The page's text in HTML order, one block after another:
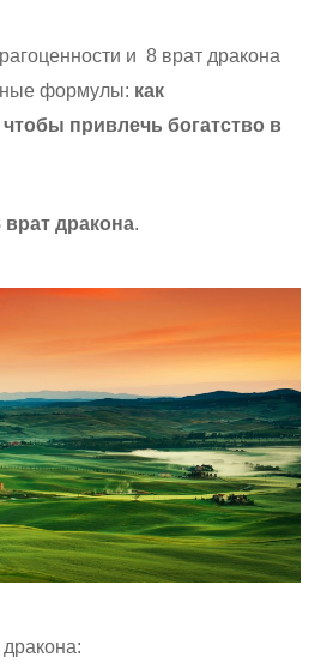
и 8 врат дракона
формулы: как
привлечь богатство в
врат дракона.